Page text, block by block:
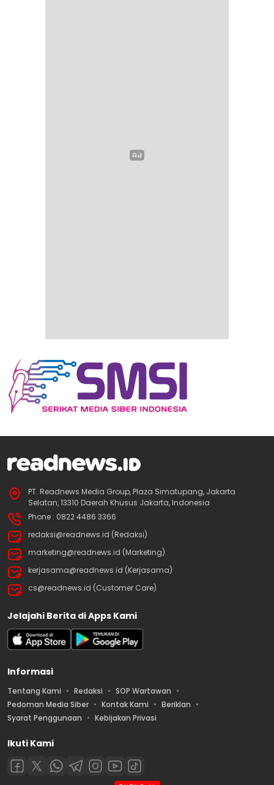
PT. Readnews Media Group, Plaza Simatupang, Jakarta
Selatan, 13310 Daerah Khusus Jakarta, Indonesia
Phone : 0822 4486 3366
redaksi@readnews.id (Redaksi)
marketing@readnews.id (Marketing)
kerjasama@readnews.id (Kerjasama)
cs@readnews.id (Customer Care)
Jelajahi Berita di Apps Kami
Informasi
Tentang Kami Redaksi
SOP Wartawan
Pedoman Media Siber
Kontak Kami
Beriklan
Syarat Penggunaan
Kebijakan Privasi
Ikuti Kami